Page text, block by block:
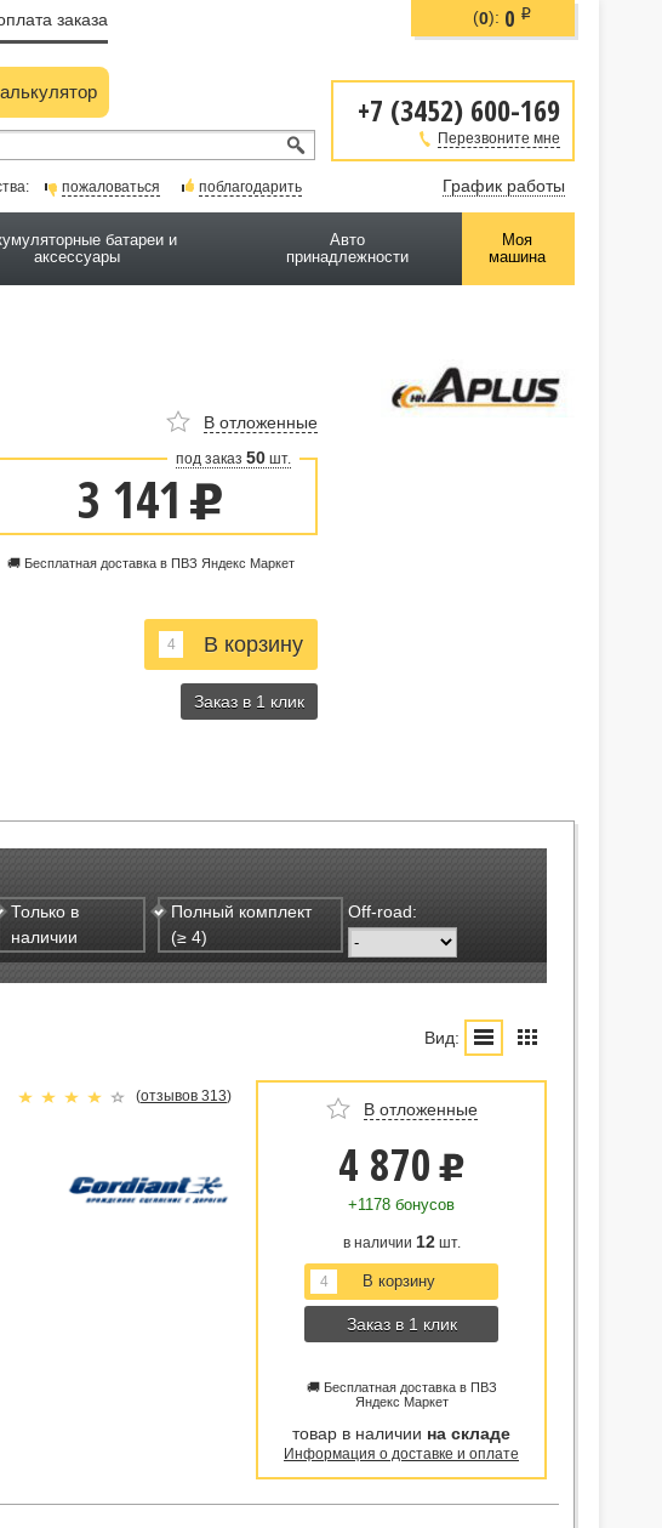
заказа
+7 (3452) 600-169
Перезвоните мне
пожаловаться поблагодарить График работы
батареи и
аксессуары
Авто
принадлежности
Моя
машина
В отложенные
под заказ 50 шт.
3 141 u
🚚 Бесплатная доставка в ПВЗ Яндекс Маркет
Заказ в 1 клик
Только в
наличии
Полный комплект
(≥ 4)
Off-road:
Вид:
(отзывов 313)
В отложенные
4 870 u
+1178 бонусов
в наличии 12шт.
Заказ в 1 клик
🚚 Бесплатная доставка в ПВЗ
Яндекс Маркет
товар в наличии на складе
Информация о доставке и оплате
(0): 0 i